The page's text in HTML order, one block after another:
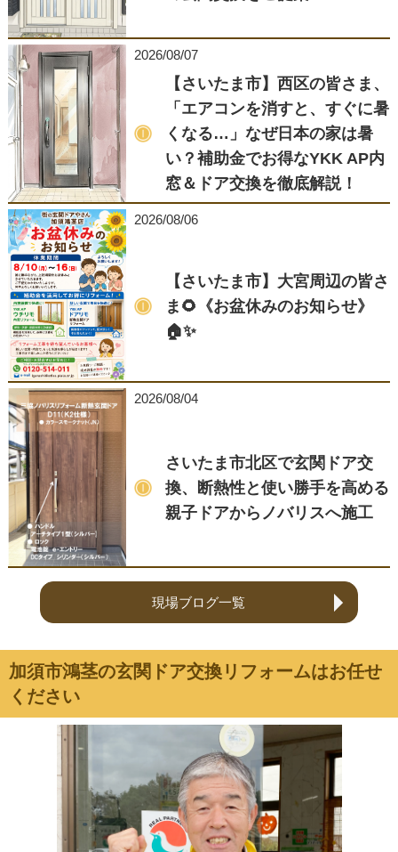
【さいたま市】西区の皆さま、
「エアコンを消すと、すぐに暑
くなる…」なぜ日本の家は暑
い？補助金でお得なYKK AP内
窓＆ドア交換を徹底解説！
2026/08/07
【さいたま市】大宮周辺の皆さ
ま🌻《お盆休みのお知らせ》
🏠✨
2026/08/06
さいたま市北区で玄関ドア交
換、断熱性と使い勝手を高める
親子ドアからノバリスへ施工
2026/08/04
現場ブログ一覧
加須市鴻茎の玄関ドア交換リフォームはお任せ
ください